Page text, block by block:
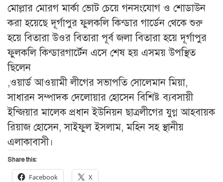
মোল্লার মোরগ মার্কা ভোট চেয়ে গনসংযোগ ও শোডাউন
করা হয়েছে দূর্গাপুর ফুলকলি কিন্ডার গার্ডেন থেকে শুরু
হয়ে বিতারা উওর বিতারা পূর্ব জলা বিতারা হয়ে দূর্গাপুর
ফুলকলি কিন্ডারগার্টেন এসে শেষ হয় এসময় উপস্থিত
ছিলেন
,ওয়ার্ড আওয়ামী লীগের সভাপতি সোলেমান মিয়া,
সাধারন সম্পাদক দেলোয়ার হোসেন বিশিষ্ট ব্যবসায়ী
ইন্জিয়ার মালেক প্রধান ইউনিয়ন ছাত্রলীগের যুগ্ন আহবায়ক
রিয়াজ হোসেন, সাইফুল ইসলাম, মহিন সহ স্থানীয়
এলাকাবাসী।
Share this:
Facebook X